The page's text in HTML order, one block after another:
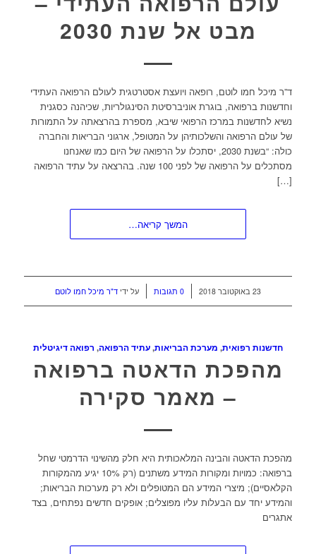
מבט אל שנת 2030
ד”ר מיכל חמו לוטם, רופאה ויועצת אסטרטגית לעולם הרפואה העתידי
וחדשנות ברפואה, בוגרת אוניברסיטת הסינגולריות, שכיהנה כסגנית
נשיא לחדשנות במרכז הרפואי שיבא, מספרת בהרצאתה על התמורות
של עולם הרפואה והשלכותיהן על המטופל, ארגוני הבריאות והחברה
כולה: “בשנת 2030, יסתכלו על הרפואה של היום כמו שאנחנו
מסתכלים על הרפואה של לפני 100 שנה. בהרצאה על עתיד הרפואה
[…]
המשך קריאה…
23 באוקטובר 2018 / 0 תגובות על ידי ד"ר מיכל חמו לוטם
חדשנות רפואית, מערכת הבריאות,עתיד הרפואה, רפואה דיגיטלית
מהפכת הדאטה ברפואה
– מאמר סקירה
מהפכת הדאטה והבינה המלאכותית היא חלק מהשינוי הדרמטי שחל
ברפואה: כמויות ומקורות המידע משתנים (רק 10% יגיע מהמקורות
הקלאסיים); מיצרי המידע הם המטופלים ולא רק מערכות הבריאות;
והמידע יחד עם הבעלות עליו מפוצלים; אופקים חדשים נפתחים, בצד
אתגרים